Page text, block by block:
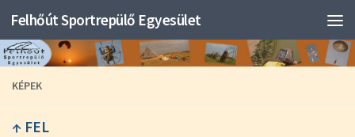
Felhőút Sportrepülő Egyesület
KÉPEK
↑ FEL